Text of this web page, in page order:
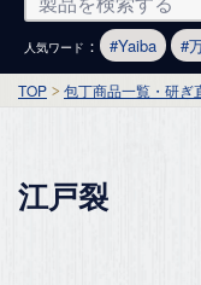
人気ワード ： Yaiba
TOP 包丁商品一覧・研ぎ
江戸裂